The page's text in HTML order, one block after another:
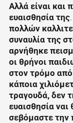
Αλλά είναι και
ευαισθησία της.
πολλών
συναυλία της
αρνήθηκε
οι θρήνοι
στον τρόμο από
κάποια
τραγουδά, δεν
ευαισθησία ναι
σεβόμαστε